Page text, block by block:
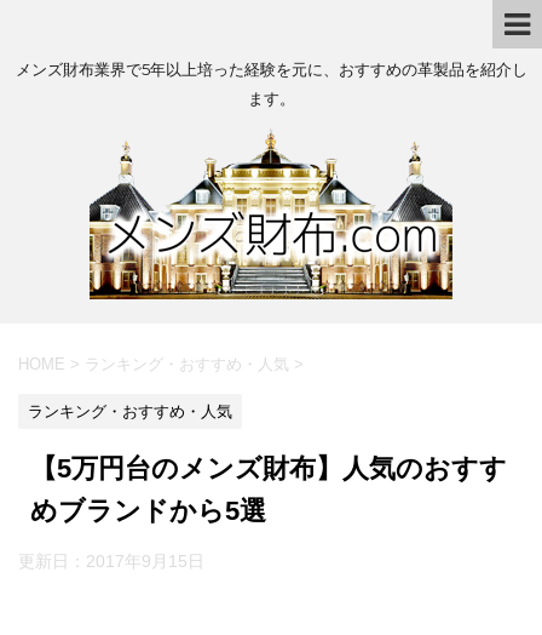
メンズ財布業界で5年以上培った経験を元に、おすすめの革製品を紹介し
ます。
HOME > ランキング・おすすめ・人気 >
ランキング・おすすめ・人気
【5万円台のメンズ財布】人気のおすす
めブランドから5選
更新日： 2017年9月15日